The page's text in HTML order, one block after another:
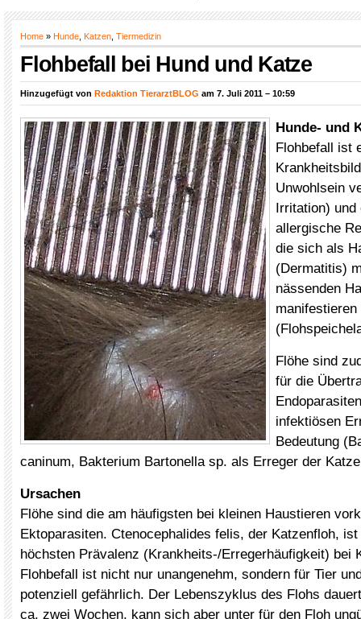
Home » Hunde Katzen Tiermedizin
Flohbefall bei Hund und Katze
Hinzugefügt von Redaktion TierarztBLOG am 7. Juli 2011 – 10:59
Hunde- und
Flohbefall ist
Unwohlsein
Irritation) und
allergische
die sich als
(Dermatitis)
nässenden
manifestieren
Flöhe sind
für die
infektiösen
Bedeutung
caninum, Bakterium Bartonella sp. als Erreger der
Ursachen
Flöhe sind die am häufigsten bei kleinen Haustieren
Ektoparasiten. Ctenocephalides felis, der Katzenfloh,
höchsten Prävalenz (Krankheits-/Erregerhäufigkeit) bei
Flohbefall ist nicht nur unangenehm, sondern für Tier
potenziell gefährlich. Der Lebenszyklus des Flohs
ca. zwei Wochen, kann sich aber unter für den Floh